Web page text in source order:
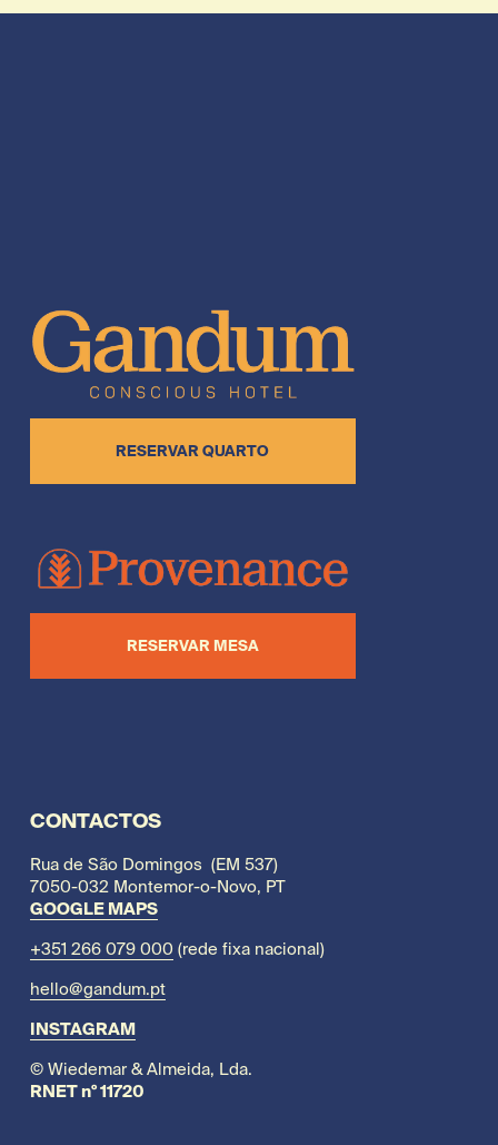
RESERVAR QUARTO
RESERVAR MESA
CONTACTOS
Rua de São Domingos  (EM 537)
7050-032 Montemor-o-Novo, PT
GOOGLE MAPS
+351 266 079 000 (rede fixa nacional)
hello@gandum.pt
INSTAGRAM
© Wiedemar & Almeida, Lda.
RNET nº 11720